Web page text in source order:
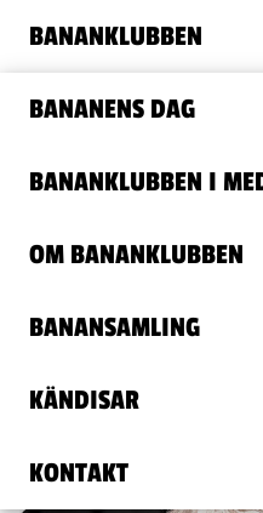
BANANKLUBBEN
BANANENS DAG
BANANKLUBBEN I
OM BANANKLUBBEN
BANANSAMLING
KÄNDISAR
KONTAKT
Innehåll
Arkivsida för
4
Allt innehållande